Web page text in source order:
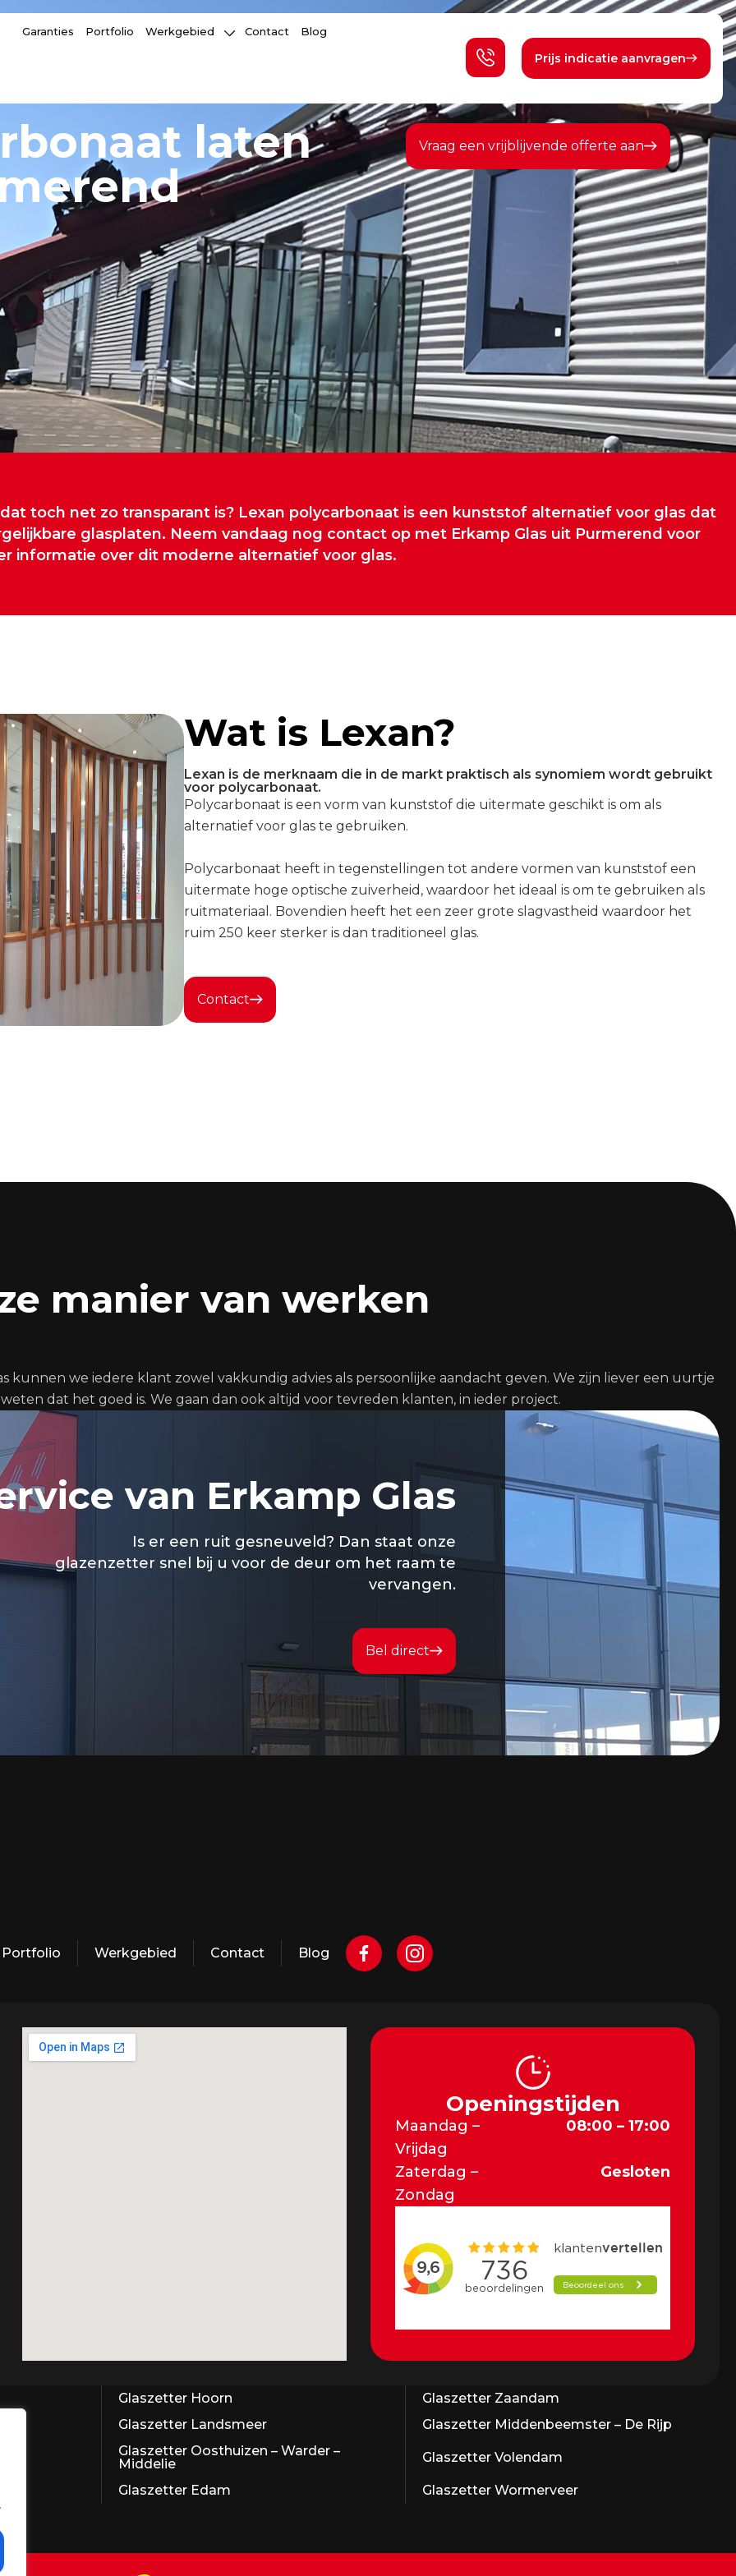
Garanties Portfolio Werkgebied Contact Blog
Prijs indicatie aanvragen
laten
Vraag een vrijblijvende offerte aan
toch net zo transparant is? Lexan polycarbonaat is een kunststof alternatief voor glas dat
glasplaten. Neem vandaag nog contact op met Erkamp Glas uit Purmerend voor
informatie over dit moderne alternatief voor glas.
Wat is Lexan?
Lexan is de merknaam die in de markt praktisch als synomiem wordt gebruikt
voor polycarbonaat.
Polycarbonaat is een vorm van kunststof die uitermate geschikt is om als
alternatief voor glas te gebruiken.
Polycarbonaat heeft in tegenstellingen tot andere vormen van kunststof een
uitermate hoge optische zuiverheid, waardoor het ideaal is om te gebruiken als
ruitmateriaal. Bovendien heeft het een zeer grote slagvastheid waardoor het
ruim 250 keer sterker is dan traditioneel glas.
Contact
manier van werken
kunnen we iedere klant zowel vakkundig advies als persoonlijke aandacht geven. We zijn liever een uurtje
dat het goed is. We gaan dan ook altijd voor tevreden klanten, in ieder project.
van Erkamp Glas
Is er een ruit gesneuveld? Dan staat onze
glazenzetter snel bij u voor de deur om het raam te
vervangen.
Bel direct
Portfolio Werkgebied Contact Blog
Openingstijden
Maandag –
Vrijdag
08:00 – 17:00
Zaterdag –
Zondag
Gesloten
Glaszetter Hoorn
Glaszetter Zaandam
Glaszetter Landsmeer
Glaszetter Middenbeemster – De Rijp
Glaszetter Oosthuizen – Warder –
Middelie
Glaszetter Volendam
Glaszetter Edam Glaszetter Wormerveer